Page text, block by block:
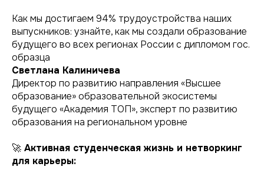
Как мы достигаем 94% трудоустройства наших
выпускников: узнайте, как мы создали образование
будущего во всех регионах России с дипломом гос.
образца
Светлана Калиничева
Директор по развитию направления «Высшее
образование» образовательной экосистемы
будущего «Академия ТОП», эксперт по развитию
образования на региональном уровне
🚀 Активная студенческая жизнь и нетворкинг
для карьеры: